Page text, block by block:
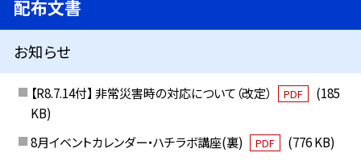
配布文書
お知らせ
【R8.7.14付】 非常災害時の対応について（改定） PDF
(185
KB)
8月イベントカレンダー・ハチラボ講座(裏)
PDF
(776 KB)